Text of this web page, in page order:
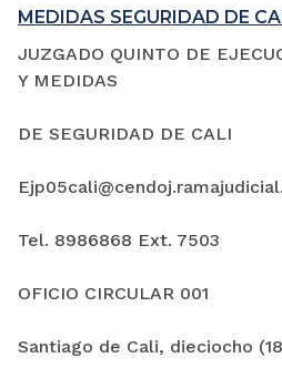
MEDIDAS SEGURIDAD DE
JUZGADO QUINTO DE
Y MEDIDAS
DE SEGURIDAD DE CALI
Tel. 8986868 Ext. 7503
OFICIO CIRCULAR 001
Santiago de Cali, dieciocho